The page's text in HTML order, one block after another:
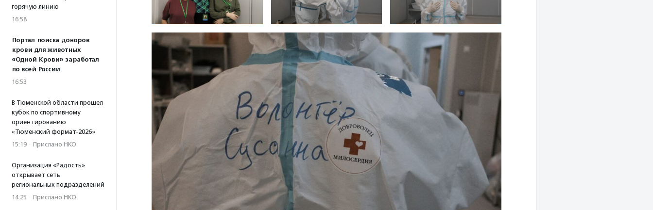
горячую линию
16:58
Портал поиска доноров
крови для животных
«Одной Крови» заработал
по всей России
16:53
В Тюменской области прошел
кубок по спортивному
ориентированию
«Тюменский формат-2026»
15:19 · Прислано НКО
Организация «Радость»
открывает сеть
региональных подразделений
14:25 · Прислано НКО